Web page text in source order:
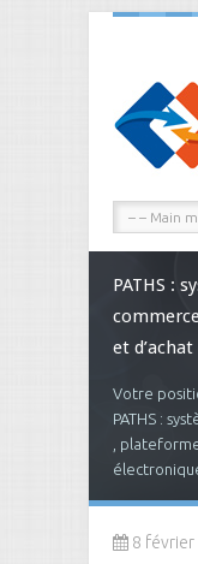
PATHS :
et
Votre
PATHS :
,
8 février